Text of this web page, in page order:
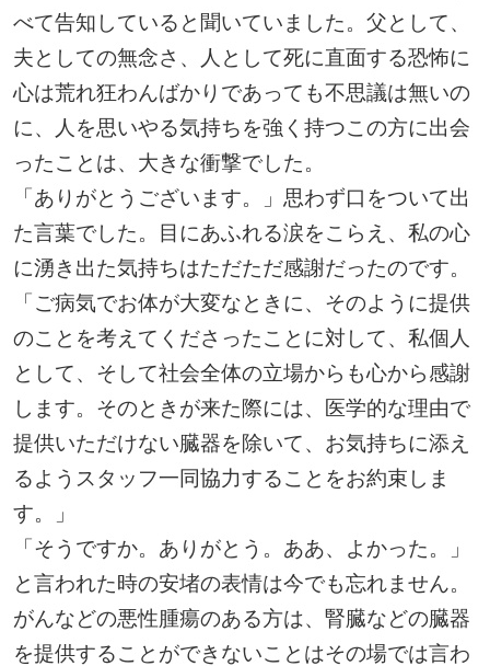
べて告知していると聞いていました。父として、
夫としての無念さ、人として死に直面する恐怖に
心は荒れ狂わんばかりであっても不思議は無いの
に、人を思いやる気持ちを強く持つこの方に出会
ったことは、大きな衝撃でした。
「ありがとうございます。」思わず口をついて出
た言葉でした。目にあふれる涙をこらえ、私の心
に湧き出た気持ちはただただ感謝だったのです。
「ご病気でお体が大変なときに、そのように提供
のことを考えてくださったことに対して、私個人
として、そして社会全体の立場からも心から感謝
します。そのときが来た際には、医学的な理由で
提供いただけない臓器を除いて、お気持ちに添え
るようスタッフ一同協力することをお約束しま
す。」
「そうですか。ありがとう。ああ、よかった。」
と言われた時の安堵の表情は今でも忘れません。
がんなどの悪性腫瘍のある方は、腎臓などの臓器
を提供することができないことはその場では言わ